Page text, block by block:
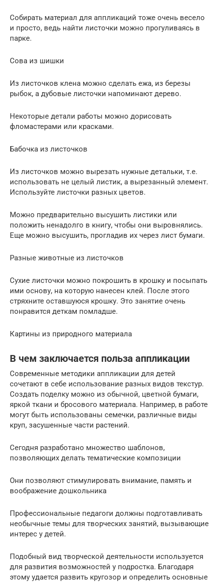
Собирать материал для аппликаций тоже очень весело
и просто, ведь найти листочки можно прогуливаясь в
парке.
Сова из шишки
Из листочков клена можно сделать ежа, из березы
рыбок, а дубовые листочки напоминают дерево.
Некоторые детали работы можно дорисовать
фломастерами или красками.
Бабочка из листочков
Из листочков можно вырезать нужные детальки, т.е.
использовать не целый листик, а вырезанный элемент.
Используйте листочки разных цветов.
Можно предварительно высушить листики или
положить ненадолго в книгу, чтобы они выровнялись.
Еще можно высушить, прогладив их через лист бумаги.
Разные животные из листочков
Сухие листочки можно покрошить в крошку и посыпать
ими основу, на которую нанесен клей. После этого
стряхните оставшуюся крошку. Это занятие очень
понравится деткам помладше.
Картины из природного материала
В чем заключается польза аппликации
Современные методики аппликации для детей
сочетают в себе использование разных видов текстур.
Создать поделку можно из обычной, цветной бумаги,
яркой ткани и бросового материала. Например, в работе
могут быть использованы семечки, различные виды
круп, засушенные части растений.
Сегодня разработано множество шаблонов,
позволяющих делать тематические композиции
Они позволяют стимулировать внимание, память и
воображение дошкольника
Профессиональные педагоги должны подготавливать
необычные темы для творческих занятий, вызывающие
интерес у детей.
Подобный вид творческой деятельности используется
для развития возможностей у подростка. Благодаря
этому удается развить кругозор и определить основные